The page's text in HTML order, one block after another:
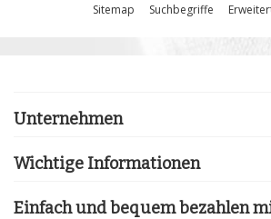
Sitemap Suchbegriffe
Unternehmen
Wichtige Informationen
Einfach und bequem bezahlen